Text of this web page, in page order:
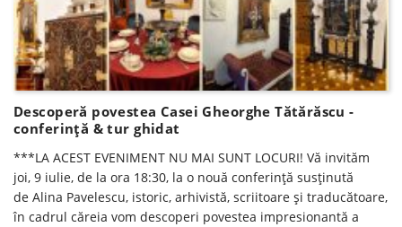
Descoperă povestea Casei Gheorghe Tătărăscu -
conferință & tur ghidat
***LA ACEST EVENIMENT NU MAI SUNT LOCURI! Vă invităm
joi, 9 iulie, de la ora 18:30, la o nouă conferinţă susţinută
de Alina Pavelescu, istoric, arhivistă, scriitoare şi traducătoare,
în cadrul căreia vom descoperi povestea impresionantă a